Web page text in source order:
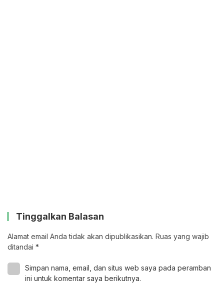
Tinggalkan Balasan
Alamat email Anda tidak akan dipublikasikan. Ruas yang wajib
ditandai *
Simpan nama, email, dan situs web saya pada peramban
ini untuk komentar saya berikutnya.